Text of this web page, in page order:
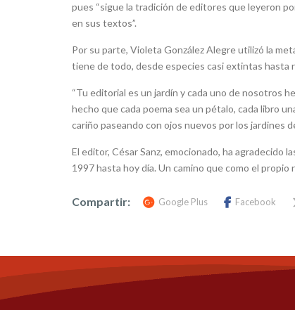
pues “sigue la tradición de editores que leyeron
en sus textos”.
Por su parte, Violeta González Alegre utilizó la
tiene de todo, desde especies casi extintas hasta
“Tu editorial es un jardín y cada uno de nosotros
hecho que cada poema sea un pétalo, cada libro
cariño paseando con ojos nuevos por los jardines
El editor, César Sanz, emocionado, ha agradecido
1997 hasta hoy día. Un camino que como el propio
Compartir: Google Plus Facebook